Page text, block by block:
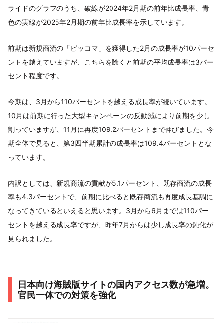
ライドのグラフのうち、破線が2024年2月期の前年比成長率、青
色の実線が2025年2月期の前年比成長率を示しています。
前期は新規商流の「ピッコマ」を獲得した2月の成長率が10パーセ
ントを越えていますが、こちらを除くと前期の平均成長率は3パー
セント程度です。
今期は、3月から110パーセントを越える成長率が続いています。
10月は前期に行った大型キャンペーンの反動減により前期を少し
割っていますが、11月に再度109.2パーセントまで伸びました。今
期全体で見ると、第3四半期累計の成長率は109.4パーセントとな
っています。
内訳としては、新規商流の貢献が5.1パーセント、既存商流の成長
率も4.3パーセントで、前期に比べると既存商流も再度成長基調に
なってきているといえると思います。3月から6月までは110パー
セントを越える成長率ですが、昨年7月からは少し成長率の鈍化が
見られました。
日本向け海賊版サイトの国内アクセス数が急増。
官民一体での対策を強化